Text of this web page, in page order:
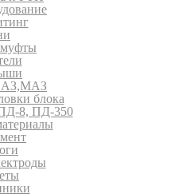
блока
8, ПД-350